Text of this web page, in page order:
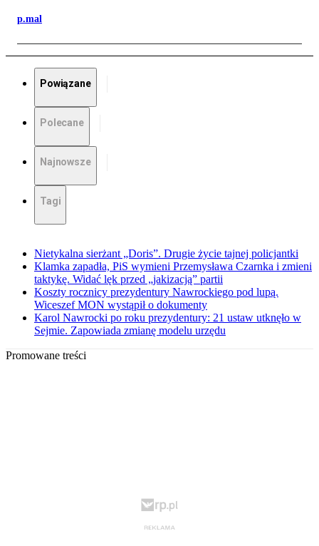
p.mal
Powiązane
Polecane
Najnowsze
Tagi
Nietykalna sierżant „Doris”. Drugie życie tajnej policjantki
Klamka zapadła, PiS wymieni Przemysława Czarnka i zmieni
taktykę. Widać lęk przed „jakizacją” partii
Koszty rocznicy prezydentury Nawrockiego pod lupą.
Wiceszef MON wystąpił o dokumenty
Karol Nawrocki po roku prezydentury: 21 ustaw utknęło w
Sejmie. Zapowiada zmianę modelu urzędu
Promowane treści